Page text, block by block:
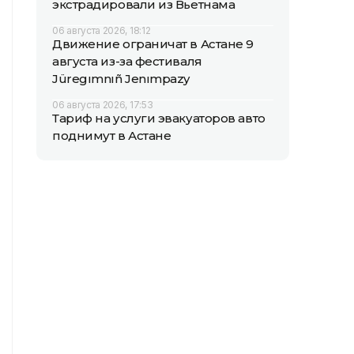
экстрадировали из Вьетнама
06 августа 2026, 18:12
Движение ограничат в Астане 9
августа из-за фестиваля
Jüregımnıñ Jenımpazy
06 августа 2026, 17:53
Тариф на услуги эвакуаторов авто
поднимут в Астане